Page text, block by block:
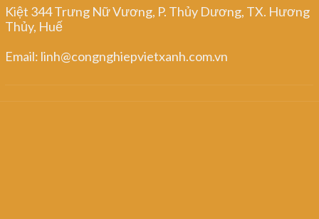
Kiệt 344 Trưng Nữ Vương, P. Thủy Dương, TX. Hương
Thủy, Huế
Email: linh@congnghiepvietxanh.com.vn